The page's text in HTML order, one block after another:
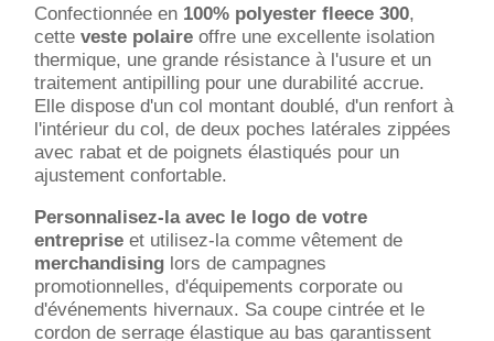
Confectionnée en 100% polyester fleece 300,
cetteveste polaire offre une excellente isolation
thermique, une grande résistance à l'usure et un
traitement antipilling pour une durabilité accrue.
Elle dispose d'un col montant doublé, d'un renfort à
l'intérieur du col, de deux poches latérales zippées
avec rabat et de poignets élastiqués pour un
ajustement confortable.
Personnalisez-la avec le logo de votre
entreprise et utilisez-la comme vêtement de
merchandising lors de campagnes
promotionnelles, d'équipements corporate ou
d'événements hivernaux. Sa coupe cintrée et le
cordon de serrage élastique au bas garantissent